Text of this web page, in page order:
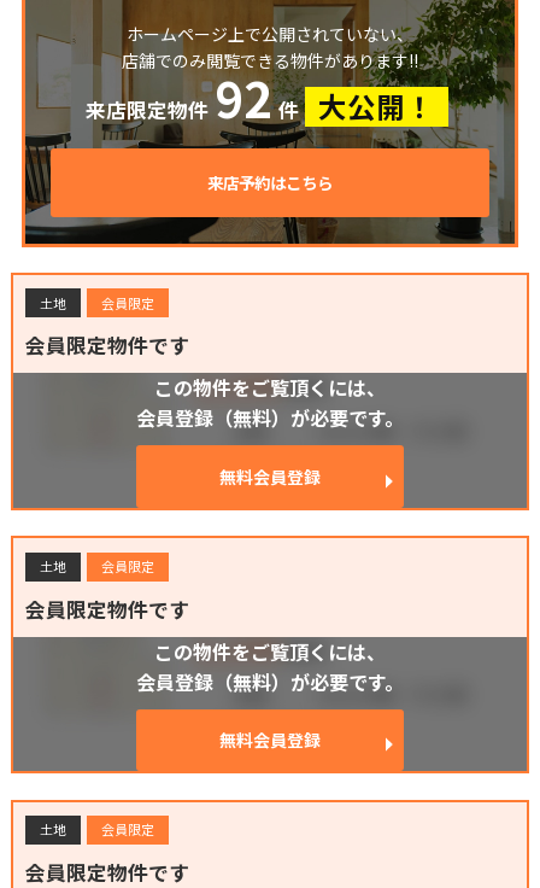
ホームページ上で公開されていない、
店舗でのみ閲覧できる物件があります!!
来店限定物件 92 件 大公開！
来店予約はこちら
土地 会員限定
会員限定物件です
この物件をご覧頂くには、
会員登録（無料）が必要です。
無料会員登録
土地 会員限定
会員限定物件です
この物件をご覧頂くには、
会員登録（無料）が必要です。
無料会員登録
土地 会員限定
会員限定物件です